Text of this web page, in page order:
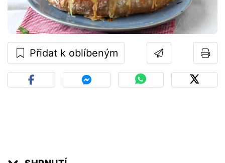
Přidat k oblíbeným